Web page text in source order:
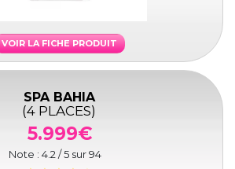
VOIR LA FICHE PRODUIT
SPA BAHIA
(4 PLACES)
5.999€
Note : 4.2 / 5 sur94